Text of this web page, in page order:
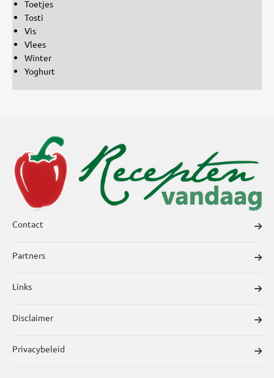
Toetjes
Tosti
Vis
Vlees
Winter
Yoghurt
Contact
Partners
Links
Disclaimer
Privacybeleid